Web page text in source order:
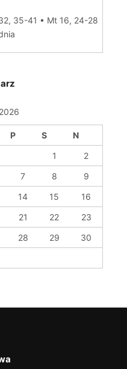
35-41 • Mt 16, 24-28
P S
N
1
2
7 8
9
14 15
16
21 22
23
28 29
30